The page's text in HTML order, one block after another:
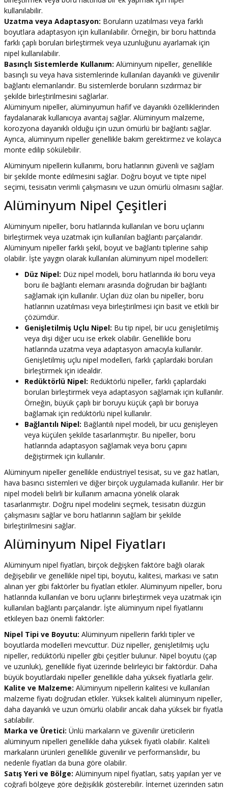
kullanılabilir.
Uzatma veya Adaptasyon: Boruların uzatılması veya farklı
boyutlara adaptasyon için kullanılabilir. Örneğin, bir boru hattında
farklı çaplı boruları birleştirmek veya uzunluğunu ayarlamak için
nipel kullanılabilir.
Basınçlı Sistemlerde Kullanım: Alüminyum nipeller, genellikle
basınçlı su veya hava sistemlerinde kullanılan dayanıklı ve güvenilir
bağlantı elemanlarıdır. Bu sistemlerde boruların sızdırmaz bir
şekilde birleştirilmesini sağlarlar.
Alüminyum nipeller, alüminyumun hafif ve dayanıklı özelliklerinden
faydalanarak kullanıcıya avantaj sağlar. Alüminyum malzeme,
korozyona dayanıklı olduğu için uzun ömürlü bir bağlantı sağlar.
Ayrıca, alüminyum nipeller genellikle bakım gerektirmez ve kolayca
monte edilip sökülebilir.
Alüminyum nipellerin kullanımı, boru hatlarının güvenli ve sağlam
bir şekilde monte edilmesini sağlar. Doğru boyut ve tipte nipel
seçimi, tesisatın verimli çalışmasını ve uzun ömürlü olmasını sağlar.
Alüminyum Nipel Çeşitleri
Alüminyum nipeller, boru hatlarında kullanılan ve boru uçlarını
birleştirmek veya uzatmak için kullanılan bağlantı parçalarıdır.
Alüminyum nipeller farklı şekil, boyut ve bağlantı tiplerine sahip
olabilir. İşte yaygın olarak kullanılan alüminyum nipel modelleri:
Düz Nipel: Düz nipel modeli, boru hatlarında iki boru veya
boru ile bağlantı elemanı arasında doğrudan bir bağlantı
sağlamak için kullanılır. Uçları düz olan bu nipeller, boru
hatlarının uzatılması veya birleştirilmesi için basit ve etkili bir
çözümdür.
Genişletilmiş Uçlu Nipel: Bu tip nipel, bir ucu genişletilmiş
veya dişi diğer ucu ise erkek olabilir. Genellikle boru
hatlarında uzatma veya adaptasyon amacıyla kullanılır.
Genişletilmiş uçlu nipel modelleri, farklı çaplardaki boruları
birleştirmek için idealdir.
Redüktörlü Nipel: Redüktörlü nipeller, farklı çaplardaki
boruları birleştirmek veya adaptasyon sağlamak için kullanılır.
Örneğin, büyük çaplı bir boruyu küçük çaplı bir boruya
bağlamak için redüktörlü nipel kullanılır.
Bağlantılı Nipel: Bağlantılı nipel modeli, bir ucu genişleyen
veya küçülen şekilde tasarlanmıştır. Bu nipeller, boru
hatlarında adaptasyon sağlamak veya boru çapını
değiştirmek için kullanılır.
Alüminyum nipeller genellikle endüstriyel tesisat, su ve gaz hatları,
hava basıncı sistemleri ve diğer birçok uygulamada kullanılır. Her bir
nipel modeli belirli bir kullanım amacına yönelik olarak
tasarlanmıştır. Doğru nipel modelini seçmek, tesisatın düzgün
çalışmasını sağlar ve boru hatlarının sağlam bir şekilde
birleştirilmesini sağlar.
Alüminyum Nipel Fiyatları
Alüminyum nipel fiyatları, birçok değişken faktöre bağlı olarak
değişebilir ve genellikle nipel tipi, boyutu, kalitesi, markası ve satın
alınan yer gibi faktörler bu fiyatları etkiler. Alüminyum nipeller, boru
hatlarında kullanılan ve boru uçlarını birleştirmek veya uzatmak için
kullanılan bağlantı parçalarıdır. İşte alüminyum nipel fiyatlarını
etkileyen bazı önemli faktörler:
Nipel Tipi ve Boyutu: Alüminyum nipellerin farklı tipler ve
boyutlarda modelleri mevcuttur. Düz nipeller, genişletilmiş uçlu
nipeller, redüktörlü nipeller gibi çeşitler bulunur. Nipel boyutu (çap
ve uzunluk), genellikle fiyat üzerinde belirleyici bir faktördür. Daha
büyük boyutlardaki nipeller genellikle daha yüksek fiyatlarla gelir.
Kalite ve Malzeme: Alüminyum nipellerin kalitesi ve kullanılan
malzeme fiyatı doğrudan etkiler. Yüksek kaliteli alüminyum nipeller,
daha dayanıklı ve uzun ömürlü olabilir ancak daha yüksek bir fiyatla
satılabilir.
Marka ve Üretici: Ünlü markaların ve güvenilir üreticilerin
alüminyum nipelleri genellikle daha yüksek fiyatlı olabilir. Kaliteli
markaların ürünleri genellikle güvenilir ve performanslıdır, bu
nedenle fiyatları da buna göre olabilir.
Satış Yeri ve Bölge: Alüminyum nipel fiyatları, satış yapılan yer ve
coğrafi bölgeye göre değişiklik gösterebilir. İnternet üzerinden satın